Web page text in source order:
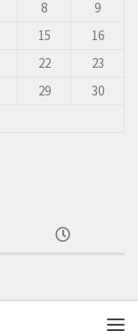
8
9
15
16
22
23
29
30